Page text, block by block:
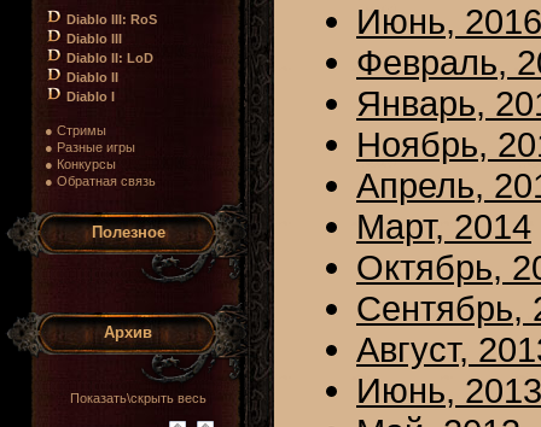
Diablo III: RoS
Diablo III
Diablo II: LoD
Diablo II
Diablo I
● Стримы
● Разные игры
● Конкурсы
● Обратная связь
Полезное
Архив
Показать\скрыть весь
Июнь, 2016
Февраль,
Январь,
Ноябрь,
Апрель,
Март, 2014
Октябрь,
Сентябрь,
Август,
Июнь, 2013